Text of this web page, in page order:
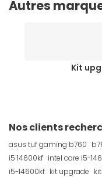
Autres
Kit
Nos clients
asus tuf gaming b760
i5 14600kf intel core i5-
i5-14600kf kit upgrade kit